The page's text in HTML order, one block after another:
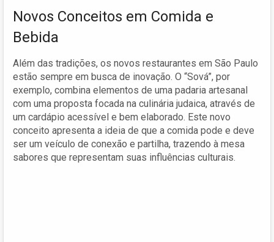
Novos Conceitos em Comida e
Bebida
Além das tradições, os novos restaurantes em São Paulo
estão sempre em busca de inovação. O “Sová”, por
exemplo, combina elementos de uma padaria artesanal
com uma proposta focada na culinária judaica, através de
um cardápio acessível e bem elaborado. Este novo
conceito apresenta a ideia de que a comida pode e deve
ser um veículo de conexão e partilha, trazendo à mesa
sabores que representam suas influências culturais.